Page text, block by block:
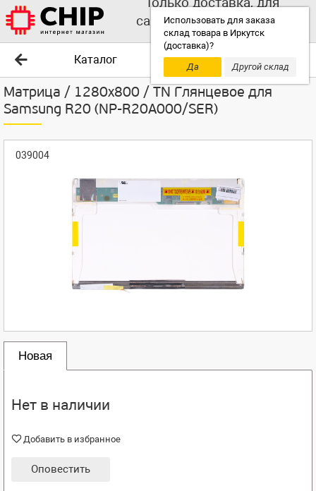
Использовать для заказа
склад товара в Иркутск
(доставка)?
Да
Другой склад
самовывоза выбирайте
другой склад!
Каталог
Матрица / 1280x800 / TN Глянцевое для
Samsung R20 (NP-R20A000/SER)
039004
Новая
Нет в наличии
Добавить в избранное
Оповестить